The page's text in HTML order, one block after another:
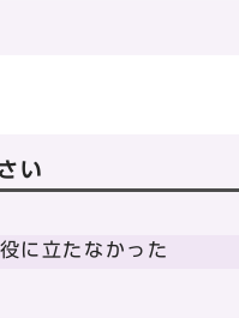
い
役に立たなかった